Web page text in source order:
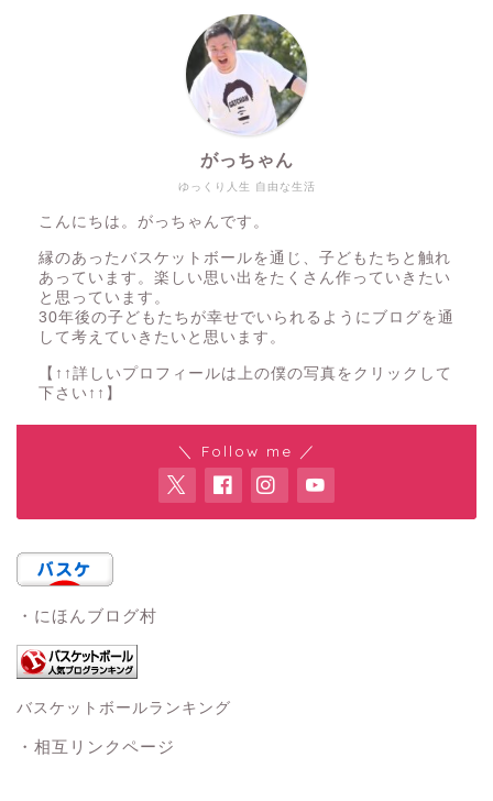
ゆっくり人生 自由な生活
がっちゃん
こんにちは。がっちゃんです。
縁のあったバスケットボールを通じ、子どもたちと触れ
あっています。楽しい思い出をたくさん作っていきたい
と思っています。
30年後の子どもたちが幸せでいられるようにブログを通
して考えていきたいと思います。
【↑↑詳しいプロフィールは上の僕の写真をクリックして
下さい↑↑】
＼ Follow me ／
・にほんブログ村
バスケットボールランキング
・相互リンクページ